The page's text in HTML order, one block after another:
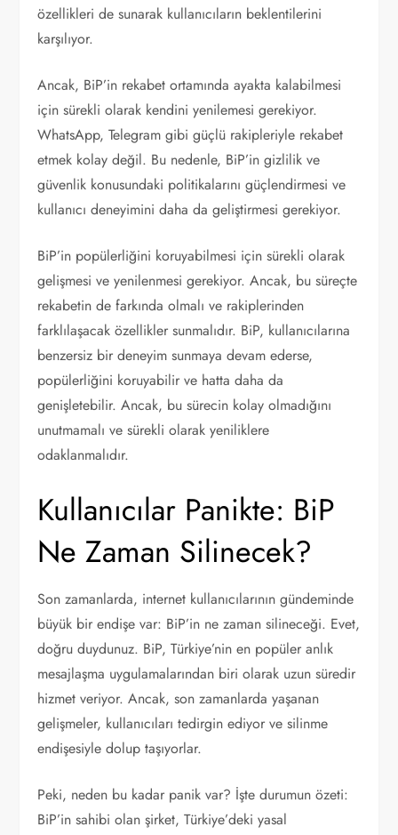
özellikleri de sunarak kullanıcıların beklentilerini
karşılıyor.
Ancak, BiP’in rekabet ortamında ayakta kalabilmesi
için sürekli olarak kendini yenilemesi gerekiyor.
WhatsApp, Telegram gibi güçlü rakipleriyle rekabet
etmek kolay değil. Bu nedenle, BiP’in gizlilik ve
güvenlik konusundaki politikalarını güçlendirmesi ve
kullanıcı deneyimini daha da geliştirmesi gerekiyor.
BiP’in popülerliğini koruyabilmesi için sürekli olarak
gelişmesi ve yenilenmesi gerekiyor. Ancak, bu süreçte
rekabetin de farkında olmalı ve rakiplerinden
farklılaşacak özellikler sunmalıdır. BiP, kullanıcılarına
benzersiz bir deneyim sunmaya devam ederse,
popülerliğini koruyabilir ve hatta daha da
genişletebilir. Ancak, bu sürecin kolay olmadığını
unutmamalı ve sürekli olarak yeniliklere
odaklanmalıdır.
Kullanıcılar Panikte: BiP
Ne Zaman Silinecek?
Son zamanlarda, internet kullanıcılarının gündeminde
büyük bir endişe var: BiP’in ne zaman silineceği. Evet,
doğru duydunuz. BiP, Türkiye’nin en popüler anlık
mesajlaşma uygulamalarından biri olarak uzun süredir
hizmet veriyor. Ancak, son zamanlarda yaşanan
gelişmeler, kullanıcıları tedirgin ediyor ve silinme
endişesiyle dolup taşıyorlar.
Peki, neden bu kadar panik var? İşte durumun özeti:
BiP’in sahibi olan şirket, Türkiye’deki yasal